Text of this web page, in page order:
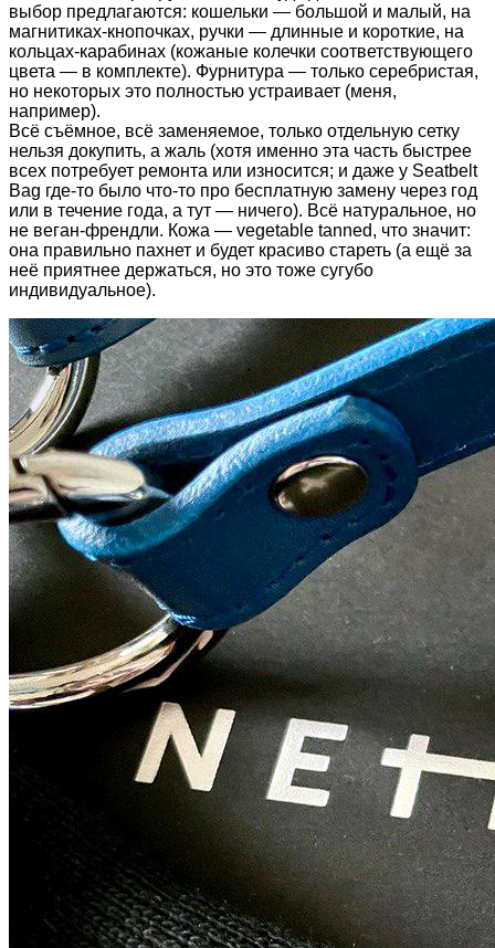
выбор предлагаются: кошельки — большой и малый, на
магнитиках-кнопочках, ручки — длинные и короткие, на
кольцах-карабинах (кожаные колечки соответствующего
цвета — в комплекте). Фурнитура — только серебристая,
но некоторых это полностью устраивает (меня,
например).
Всё съёмное, всё заменяемое, только отдельную сетку
нельзя докупить, а жаль (хотя именно эта часть быстрее
всех потребует ремонта или износится; и даже у Seatbelt
Bag где-то было что-то про бесплатную замену через год
или в течение года, а тут — ничего). Всё натуральное, но
не веган-френдли. Кожа — vegetable tanned, что значит:
она правильно пахнет и будет красиво стареть (а ещё за
неё приятнее держаться, но это тоже сугубо
индивидуальное).